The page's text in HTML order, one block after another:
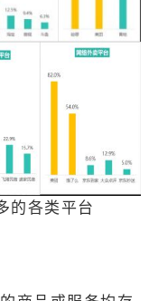
的各类平台